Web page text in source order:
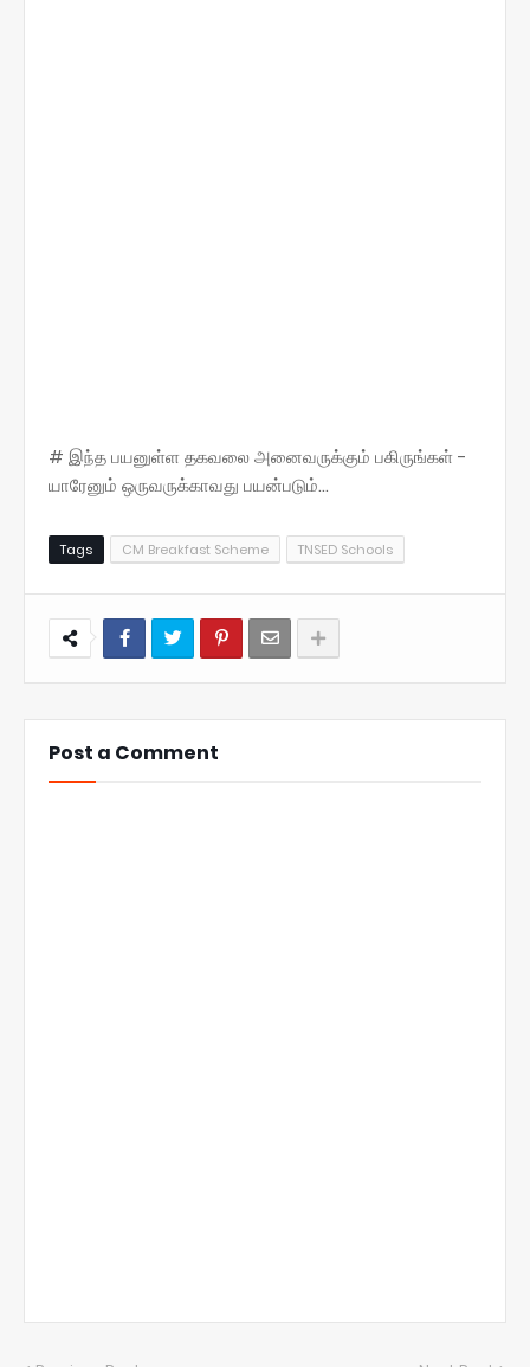
# இந்த பயனுள்ள தகவலை அனைவருக்கும் பகிருங்கள் -
யாரேனும் ஒருவருக்காவது பயன்படும்...
Tags CM Breakfast Scheme TNSED Schools
Post a Comment